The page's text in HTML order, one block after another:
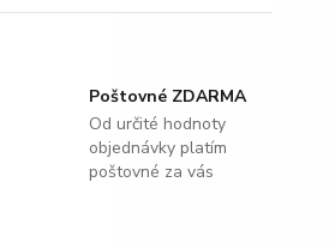
Poštovné ZDARMA
Od určité hodnoty
objednávky platím
poštovné za vás